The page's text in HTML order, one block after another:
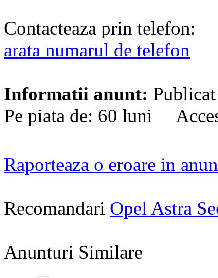
Contacteaza prin telefon:
arata numarul de telefon
Informatii anunt:
Pe piata de: 60 luni
Raporteaza o eroare in
Recomandari Opel Astra
Anunturi Similare